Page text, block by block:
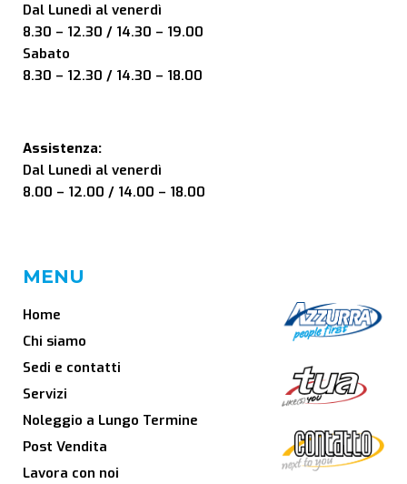
Dal Lunedì al venerdì
8.30 – 12.30 / 14.30 – 19.00
Sabato
8.30 – 12.30 / 14.30 – 18.00
Assistenza:
Dal Lunedì al venerdì
8.00 – 12.00 / 14.00 – 18.00
MENU
Home
Chi siamo
Sedi e contatti
Servizi
Noleggio a Lungo Termine
Post Vendita
Lavora con noi